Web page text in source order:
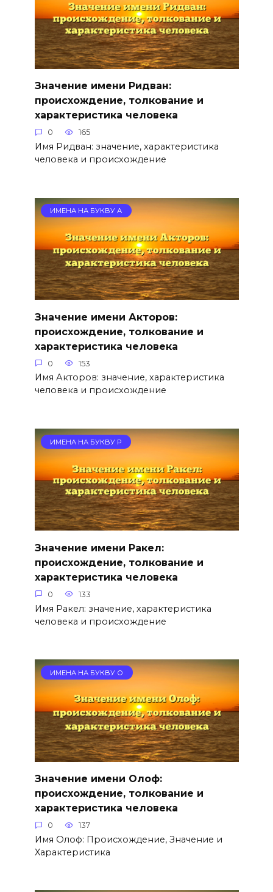
Значение имени Ридван:
происхождение, толкование и
характеристика человека
0 165
Имя Ридван: значение, характеристика
человека и происхождение
ИМЕНА НА БУКВУ А
Значение имени Акторов:
происхождение, толкование и
характеристика человека
0 153
Имя Акторов: значение, характеристика
человека и происхождение
ИМЕНА НА БУКВУ Р
Значение имени Ракел:
происхождение, толкование и
характеристика человека
0 133
Имя Ракел: значение, характеристика
человека и происхождение
ИМЕНА НА БУКВУ О
Значение имени Олоф:
происхождение, толкование и
характеристика человека
0 137
Имя Олоф: Происхождение, Значение и
Характеристика